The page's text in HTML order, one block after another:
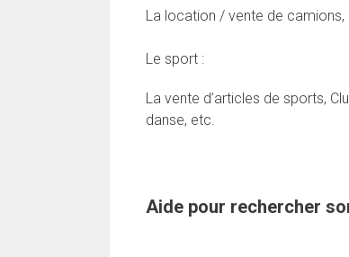
La location / vente de
Le sport :
La vente d’articles de sports,
danse, etc.
Aide pour rechercher